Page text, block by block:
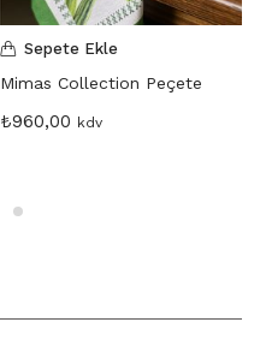
Sepete Ekle
Mimas Collection Peçete
₺960,00 kdv